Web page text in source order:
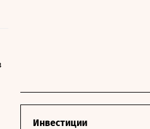
Инвестиции